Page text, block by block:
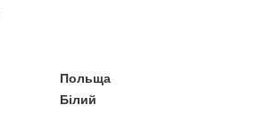
Польща
Білий